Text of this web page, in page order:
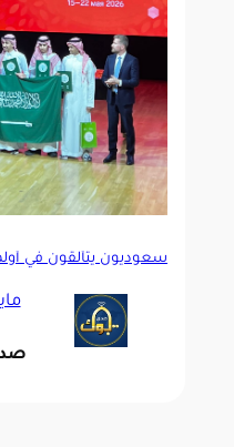
سعوديون يتألقون في
مايو